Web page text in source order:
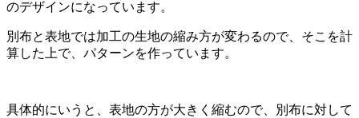
のデザインになっています。
別布と表地では加工の生地の縮み方が変わるので、そこを計
算した上で、パターンを作っています。
具体的にいうと、表地の方が大きく縮むので、別布に対して